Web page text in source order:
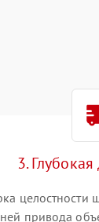
3.
целостности
привода